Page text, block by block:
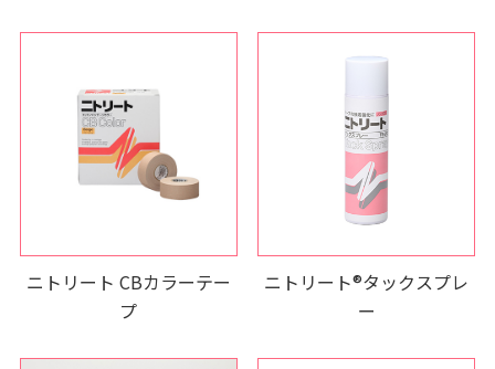
ニトリート CBカラーテー
プ
ニトリート®タックスプレ
ー